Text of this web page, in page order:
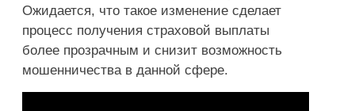
Ожидается, что такое изменение сделает
процесс получения страховой выплаты
более прозрачным и снизит возможность
мошенничества в данной сфере.